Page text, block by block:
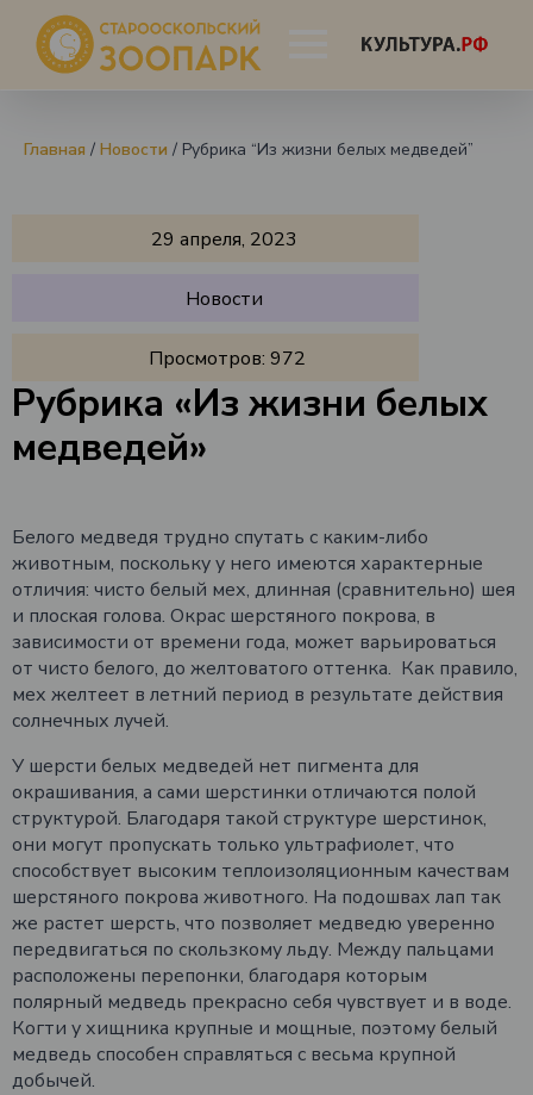
Главная / Новости / Рубрика “Из жизни белых медведей”
29 апреля, 2023
Новости
Просмотров: 972
Рубрика «Из жизни белых
медведей»
Белого медведя трудно спутать с каким-либо
животным, поскольку у него имеются характерные
отличия: чисто белый мех, длинная (сравнительно) шея
и плоская голова. Окрас шерстяного покрова, в
зависимости от времени года, может варьироваться
от чисто белого, до желтоватого оттенка. Как правило,
мех желтеет в летний период в результате действия
солнечных лучей.
У шерсти белых медведей нет пигмента для
окрашивания, а сами шерстинки отличаются полой
структурой. Благодаря такой структуре шерстинок,
они могут пропускать только ультрафиолет, что
способствует высоким теплоизоляционным качествам
шерстяного покрова животного. На подошвах лап так
же растет шерсть, что позволяет медведю уверенно
передвигаться по скользкому льду. Между пальцами
расположены перепонки, благодаря которым
полярный медведь прекрасно себя чувствует и в воде.
Когти у хищника крупные и мощные, поэтому белый
медведь способен справляться с весьма крупной
добычей.